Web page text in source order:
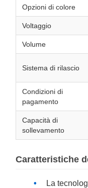
Opzioni di colore
Voltaggio
Volume
Sistema di rilascio
Condizioni di
pagamento
Capacità di
sollevamento
Caratteristiche
La